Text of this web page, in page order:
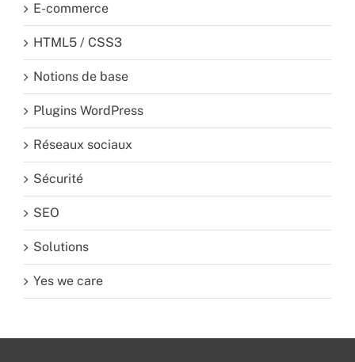
E-commerce
HTML5 / CSS3
Notions de base
Plugins WordPress
Réseaux sociaux
Sécurité
SEO
Solutions
Yes we care